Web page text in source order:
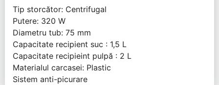
Tip storcător: Centrifugal
Putere: 320 W
Diametru tub: 75 mm
Capacitate recipient suc : 1,5 L
Capacitate recipieint pulpă : 2 L
Materialul carcasei: Plastic
Sistem anti-picurare